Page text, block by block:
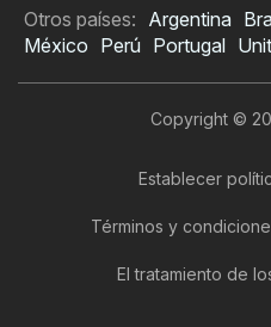
Otros países: Argentina
México Perú Portugal
Copyright ©
Establecer
Términos y
El tratamiento de